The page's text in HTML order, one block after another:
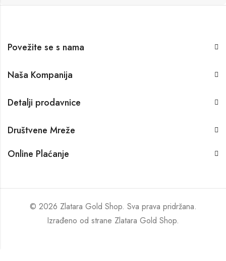
Povežite se s nama
Naša Kompanija
Detalji prodavnice
Društvene Mreže
Online Plaćanje
© 2026 Zlatara Gold Shop. Sva prava pridržana.
Izrađeno od strane Zlatara Gold Shop.